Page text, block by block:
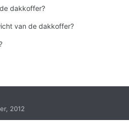
dakkoffer?
van de dakkoffer?
2012